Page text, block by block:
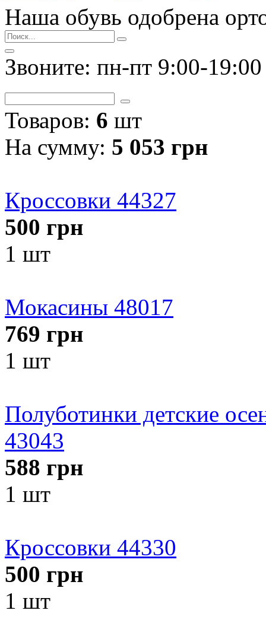
Наша обувь одобрена
Звоните: пн-пт 9:00-19:00
Товаров: 6 шт
На сумму: 5 053 грн
Кроссовки 44327
500 грн
1 шт
Мокасины 48017
769 грн
1 шт
Полуботинки детские
43043
588 грн
1 шт
Кроссовки 44330
500 грн
1 шт